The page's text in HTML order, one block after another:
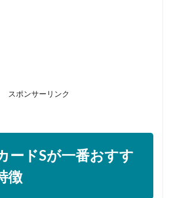
スポンサーリンク
ードSが一番おすす
徴